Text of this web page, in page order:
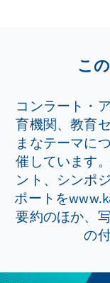
こ
コンラート・
育機関、教育
まなテーマに
催しています
ント、シンポ
ポートを
要約のほか、
の